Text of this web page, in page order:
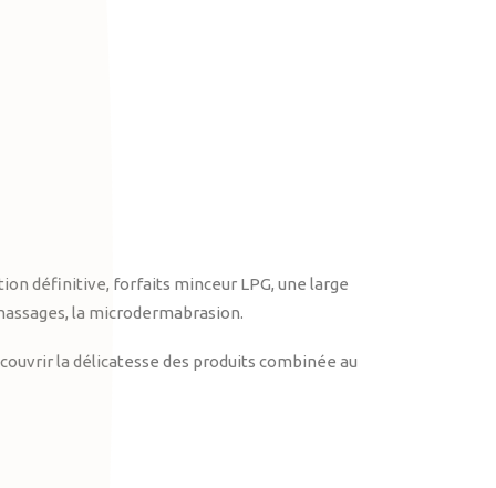
définitive, forfaits minceur LPG, une large
la microdermabrasion.
la délicatesse des produits combinée au